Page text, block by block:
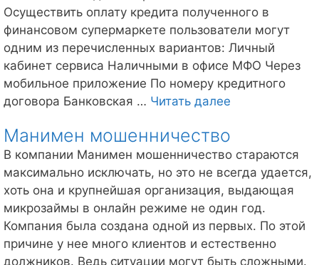
Осуществить оплату кредита полученного в
финансовом супермаркете пользователи могут
одним из перечисленных вариантов: Личный
кабинет сервиса Наличными в офисе МФО Через
мобильное приложение По номеру кредитного
договора Банковская … Читать далее
Отличные
Наличные?
Манимен мошенничество
В компании Манимен мошенничество стараются
максимально исключать, но это не всегда удается,
хоть она и крупнейшая организация, выдающая
микрозаймы в онлайн режиме не один год.
Компания была создана одной из первых. По этой
причине у нее много клиентов и естественно
должников. Ведь ситуации могут быть сложными.